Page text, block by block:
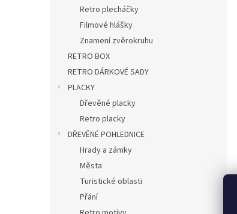
Retro plecháčky
Filmové hlášky
Znamení zvěrokruhu
RETRO BOX
RETRO DÁRKOVÉ SADY
PLACKY
Dřevěné placky
Retro placky
DŘEVĚNÉ POHLEDNICE
Hrady a zámky
Města
Turistické oblasti
Přání